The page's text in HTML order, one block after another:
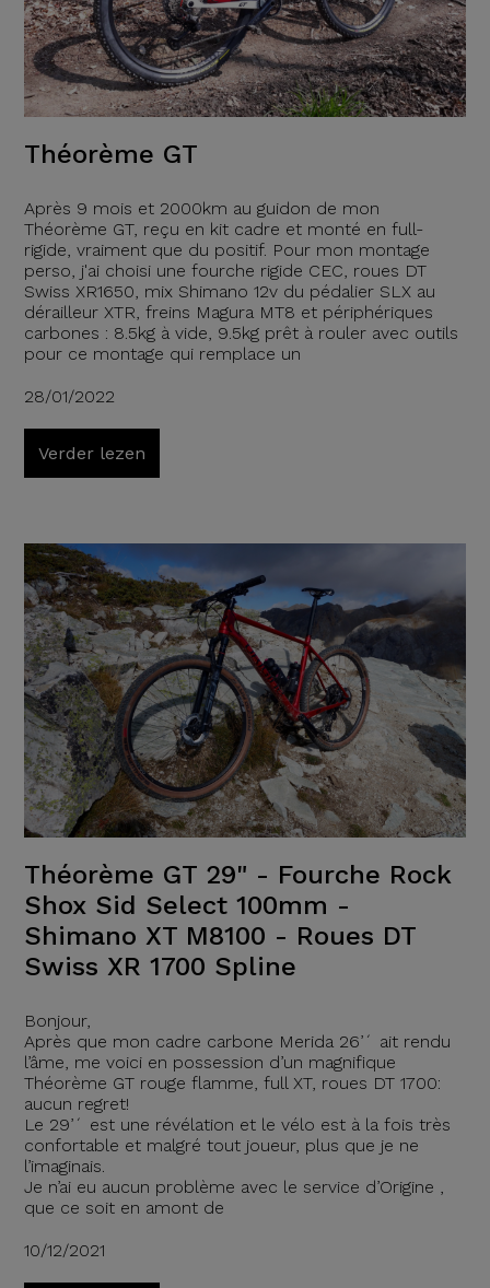
Théorème GT
Après 9 mois et 2000km au guidon de mon
Théorème GT, reçu en kit cadre et monté en full-
rigide, vraiment que du positif. Pour mon montage
perso, j'ai choisi une fourche rigide CEC, roues DT
Swiss XR1650, mix Shimano 12v du pédalier SLX au
dérailleur XTR, freins Magura MT8 et périphériques
carbones : 8.5kg à vide, 9.5kg prêt à rouler avec outils
pour ce montage qui remplace un
28/01/2022
Verder lezen
Théorème GT 29" - Fourche Rock
Shox Sid Select 100mm -
Shimano XT M8100 - Roues DT
Swiss XR 1700 Spline
Bonjour,
Après que mon cadre carbone Merida 26’´ ait rendu
l’âme, me voici en possession d’un magnifique
Théorème GT rouge flamme, full XT, roues DT 1700:
aucun regret!
Le 29’´ est une révélation et le vélo est à la fois très
confortable et malgré tout joueur, plus que je ne
l’imaginais.
Je n’ai eu aucun problème avec le service d’Origine ,
que ce soit en amont de
10/12/2021